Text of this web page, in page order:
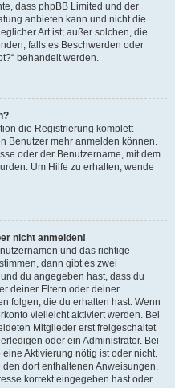
dass phpBB Limited und der
anbieten kann und nicht die
Art ist; außer solchen, die
falls es Beschwerden oder
behandelt werden.
die Registrierung komplett
Benutzer mehr anmelden können.
oder der Benutzername, mit dem
Um Hilfe zu erhalten, wende
nicht anmelden!
und das richtige
dann gibt es zwei
du angegeben hast, dass du
deiner Eltern oder deiner
folgen, die du erhalten hast. Wenn
vielleicht aktiviert werden. Bei
Mitglieder erst freigeschaltet
oder ein Administrator. Bei
Aktivierung nötig ist oder nicht.
dort enthaltenen Anweisungen.
korrekt eingegeben hast oder